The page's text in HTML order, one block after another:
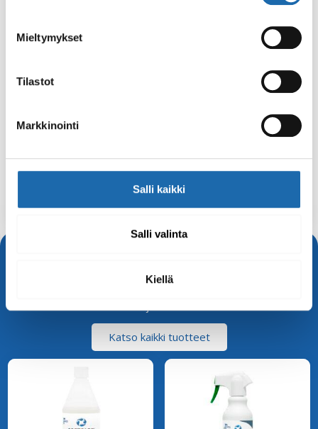
Mieltymykset
Tilastot
Markkinointi
Salli kaikki
Salli valinta
Kiellä
Softcare Kirkastava
Lisää ostoskoriin
Softcare Tassu- ja
ihovaha 100 ml
Lisää ostoskoriin
Tutustu uutuuksiin ja valikoiman tuoreimpiin lisäyksiin.
Katso kaikki tuotteet